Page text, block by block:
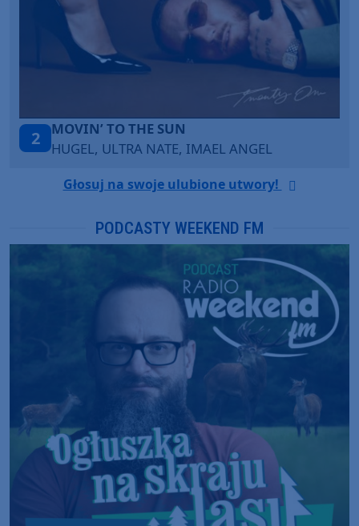
3
ITEPE ITEDE
SANAH
Głosuj na swoje ulubione utwory!
PODCASTY WEEKEND FM